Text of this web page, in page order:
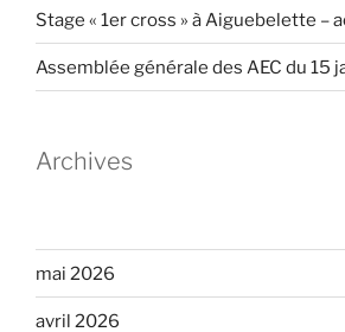
Stage « 1er cross » à Aiguebelette –
Assemblée générale des AEC du 15
Archives
mai 2026
avril 2026